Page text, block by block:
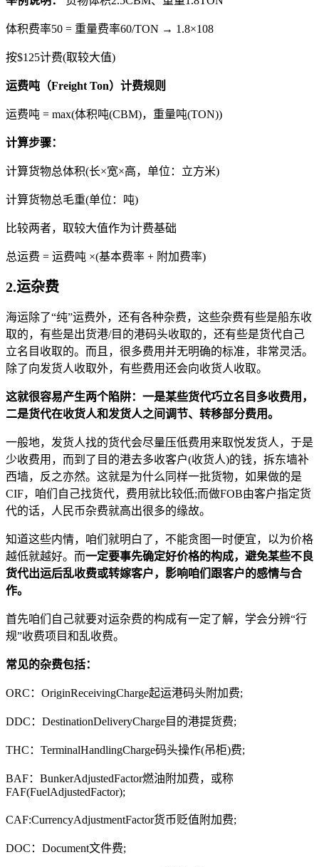
体积费率50 = 重量费率60/TON → 1.8×108
按$125计费(取较大值)
运费吨（Freight Ton）计费规则
运费吨 = max(体积吨(CBM)，重量吨(TON))
计算步骤：
计算货物总体积(长×宽×高，单位：立方米)
计算货物总毛重(单位：吨)
比较两者，取较大值作为计费基础
总运费 = 运费吨 ×(基本费率 + 附加费率)
2.运杂费
海运除了“纯”运费外，还有各种杂费，这些杂费有些是船东收
取的，有些是出货港/目的港码头收取的，还有些是货代自己
立名目收取的。而且，很多费用并无明确的标准，非常灵活。
除了向发货人收取外，有些费用还会向收货人收取。
这就很容易产生两个陷阱：一是某些货代巧立名目多收费用，
二是货代在收货人和发货人之间调节、转移部分费用。
一般地，发货人找的货代会尽量压低费用来取悦发货人，于是
少收费用，而到了目的港去多收客户(收货人)的钱，拆东墙补
西墙，反之亦然。这就是为什么同样一批货物，如果做的是
CIF，咱们自己找货代，费用就比较低;而做FOB由客户指定货
代的话，人民币杂费就高出很多的缘故。
知道这些内情，咱们就明白了，不能贪图一时便宜，以为价格
越低就越好。而一定要事先确定好价格的构成，避免某些不良
货代出运后乱收费或转嫁客户，影响咱们跟客户的感情与合
作。
首先咱们自己就要对运杂费的构成有一定了解，学会分辨“行
规”收费项目和乱收费。
常见的杂费包括：
ORC：OriginReceivingCharge起运港码头附加费;
DDC：DestinationDeliveryCharge目的港提货费;
THC：TerminalHandlingCharge码头操作(吊柜)费;
BAF：BunkerAdjustedFactor燃油附加费，或称
FAF(FuelAdjustedFactor);
CAF:CurrencyAdjustmentFactor货币贬值附加费;
DOC：Document文件费;